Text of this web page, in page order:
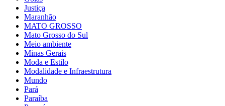
Justiça
Maranhão
MATO GROSSO
Mato Grosso do Sul
Meio ambiente
Minas Gerais
Moda e Estilo
Modalidade e Infraestrutura
Mundo
Pará
Paraíba